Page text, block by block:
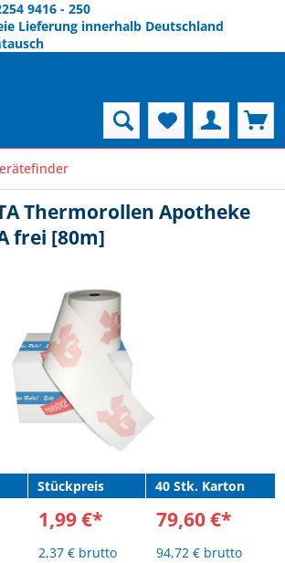
9416 - 250
Lieferung innerhalb Deutschland
Thermorollen Apotheke
frei [80m]
Stückpreis 40 Stk. Karton
1,99 €*
2,37 € brutto
79,60 €*
94,72 € brutto